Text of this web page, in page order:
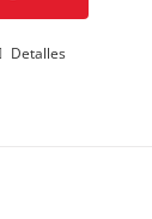
Detalles